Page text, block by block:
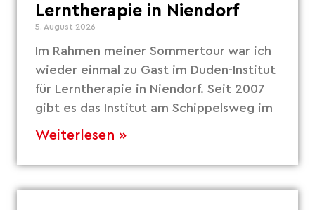
Lerntherapie in Niendorf
5. August 2026
Im Rahmen meiner Sommertour war ich
wieder einmal zu Gast im Duden-Institut
für Lerntherapie in Niendorf. Seit 2007
gibt es das Institut am Schippelsweg im
Weiterlesen »